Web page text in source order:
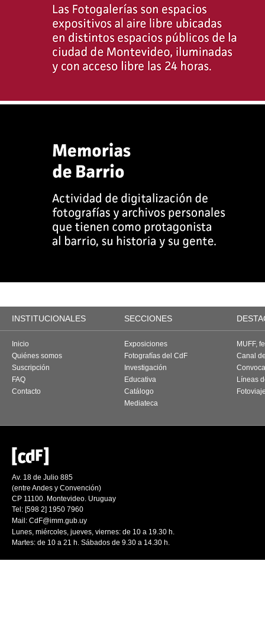
INSTITUCIONALES SECCIONES
Inicio
Quiénes somos
Suscripción
FAQ
Contacto
Exposiciones
Fotografías del CdF
Investigación
Educativa
Catálogo
Mediateca
MUFF,
Canal
Líneas
Av. 18 de Julio 885
(entre Andes y Convención)
CP 11100. Montevideo. Uruguay
Tel: [598 2] 1950 7960
Mail: CdF@imm.gub.uy
Lunes, miércoles, jueves, viernes: de 10 a 19.30 h.
Martes: de 10 a 21 h. Sábados de 9.30 a 14.30 h.